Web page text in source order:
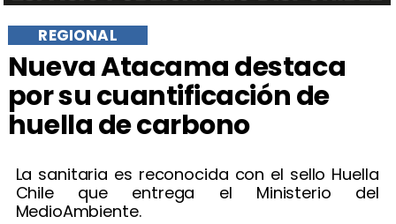
​Nueva Atacama destaca
por su cuantificación de
huella de carbono
​La sanitaria es reconocida con el sello Huella
Chile que entrega el Ministerio del
MedioAmbiente.
REGIONAL